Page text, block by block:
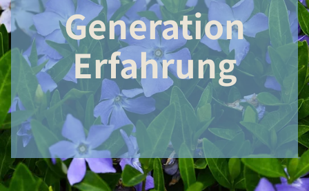
Generation
Erfahrung